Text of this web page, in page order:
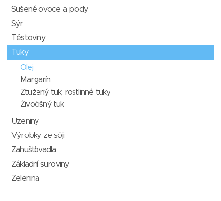
Sušené ovoce a plody
Sýr
Těstoviny
Tuky
Olej
Margarín
Ztužený tuk, rostlinné tuky
Živočišný tuk
Uzeniny
Výrobky ze sóji
Zahušťovadla
Základní suroviny
Zelenina